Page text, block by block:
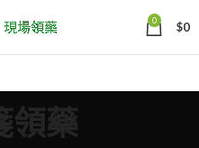
0 $0
領藥